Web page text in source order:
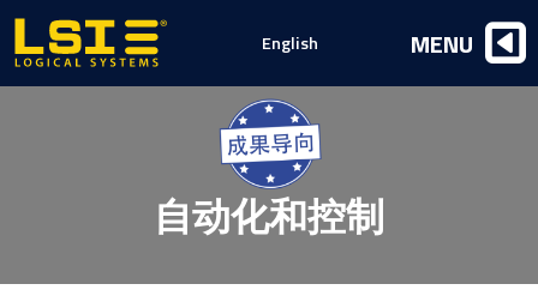
自动化和控制
Logical
Systems,
Inc
English MENU